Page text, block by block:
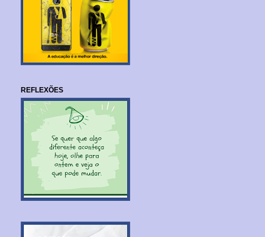
REFLEXÕES